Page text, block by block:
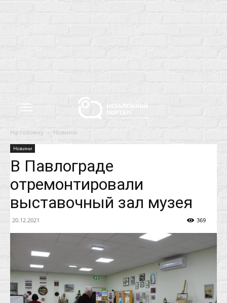
На головну Новини
Новини
В Павлограде
отремонтировали
выставочный зал музея
20.12.2021 369